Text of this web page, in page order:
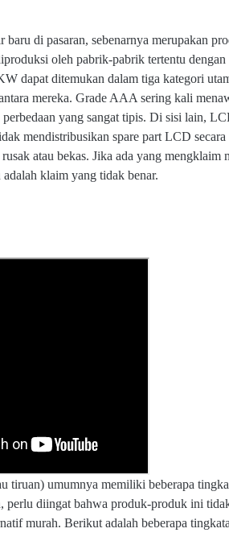
di pasaran, sebenarnya merupakan
oleh pabrik-pabrik tertentu dengan
dapat ditemukan dalam tiga kategori
mereka. Grade AAA sering kali
yang sangat tipis. Di sisi lain,
mendistribusikan spare part LCD
atau bekas. Jika ada yang mengklaim
klaim yang tidak benar.
umumnya memiliki beberapa
perlu diingat bahwa produk-produk ini
murah. Berikut adalah beberapa